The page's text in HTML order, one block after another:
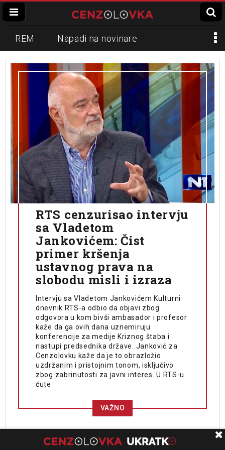
REM Napadi na novinare
Zvučni top Crna Gora N1
Propaganda Lokalni mediji
Informer Slavko Ćuruvija
RTS cenzurisao intervju
sa Vladetom
Jankovićem: Čist
primer kršenja
ustavnog prava na
slobodu misli i izraza
Intervju sa Vladetom Jankovićem Kulturni
dnevnik RTS-a odbio da objavi zbog
odgovora u kom bivši ambasador i profesor
kaže da ga ovih dana uznemiruju
konferencije za medije Kriznog štaba i
nastupi predsednika države. Janković za
Cenzolovku kaže da je to obrazložio
uzdržanim i pristojnim tonom, isključivo
zbog zabrinutosti za javni interes. U RTS-u
ćute
VAŽNO